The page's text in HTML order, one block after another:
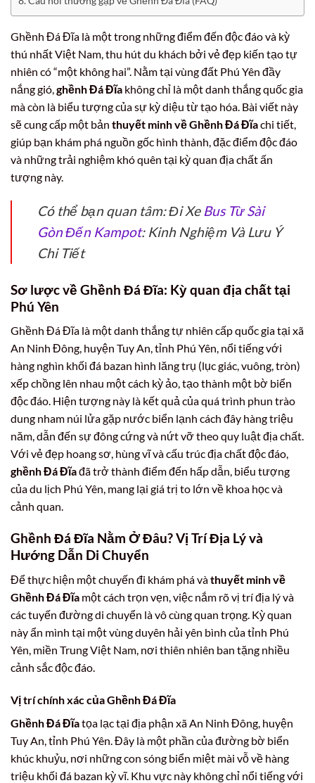
Ghềnh Đá Đĩa là một trong những điểm đến độc đáo và kỳ
thú nhất Việt Nam, thu hút du khách bởi vẻ đẹp kiến tạo tự
nhiên có “một không hai”. Nằm tại vùng đất Phú Yên đầy
nắng gió,ghềnh Đá Đĩa không chỉ là một danh thắng quốc gia
mà còn là biểu tượng của sự kỳ diệu từ tạo hóa. Bài viết này
sẽ cung cấp một bản thuyết minh về Ghềnh Đá Đĩachi tiết,
giúp bạn khám phá nguồn gốc hình thành, đặc điểm độc đáo
và những trải nghiệm khó quên tại kỳ quan địa chất ấn
tượng này.
Có thể bạn quan tâm: Đi Xe Bus Từ Sài
Gòn Đến Kampot: Kinh Nghiệm Và Lưu Ý
Chi Tiết
Sơ lược về Ghềnh Đá Đĩa: Kỳ quan địa chất tại
Phú Yên
Ghềnh Đá Đĩa là một danh thắng tự nhiên cấp quốc gia tại xã
An Ninh Đông, huyện Tuy An, tỉnh Phú Yên, nổi tiếng với
hàng nghìn khối đá bazan hình lăng trụ (lục giác, vuông, tròn)
xếp chồng lên nhau một cách kỳ ảo, tạo thành một bờ biển
độc đáo. Hiện tượng này là kết quả của quá trình phun trào
dung nham núi lửa gặp nước biển lạnh cách đây hàng triệu
năm, dẫn đến sự đông cứng và nứt vỡ theo quy luật địa chất.
Với vẻ đẹp hoang sơ, hùng vĩ và cấu trúc địa chất độc đáo,
ghềnh Đá Đĩađã trở thành điểm đến hấp dẫn, biểu tượng
của du lịch Phú Yên, mang lại giá trị to lớn về khoa học và
cảnh quan.
Ghềnh Đá Đĩa Nằm Ở Đâu? Vị Trí Địa Lý và
Hướng Dẫn Di Chuyển
Để thực hiện một chuyến đi khám phá vàthuyết minh về
Ghềnh Đá Đĩa một cách trọn vẹn, việc nắm rõ vị trí địa lý và
các tuyến đường di chuyển là vô cùng quan trọng. Kỳ quan
này ẩn mình tại một vùng duyên hải yên bình của tỉnh Phú
Yên, miền Trung Việt Nam, nơi thiên nhiên ban tặng nhiều
cảnh sắc độc đáo.
Vị trí chính xác của Ghềnh Đá Đĩa
Ghềnh Đá Đĩatọa lạc tại địa phận xã An Ninh Đông, huyện
Tuy An, tỉnh Phú Yên. Đây là một phần của đường bờ biển
khúc khuỷu, nơi những con sóng biển miệt mài vỗ về hàng
triệu khối đá bazan kỳ vĩ. Khu vực này không chỉ nổi tiếng với